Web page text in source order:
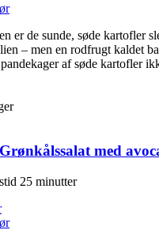
er de sunde, søde kartofler
– men en rodfrugt kaldet
af søde kartofler
med
25 minutter